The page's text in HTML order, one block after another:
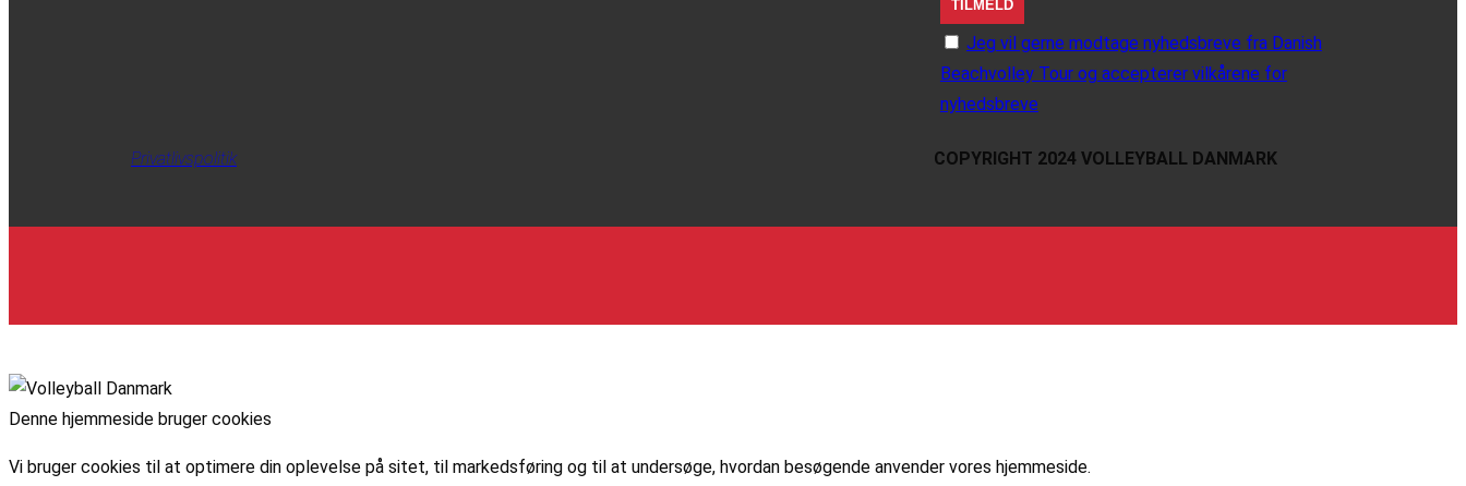
Jeg vil gerne modtage nyhedsbreve fra Danish
Beachvolley Tour og accepterer vilkårene for
nyhedsbreve
Privatlivspolitik COPYRIGHT 2024 VOLLEYBALL DANMARK
Denne hjemmeside bruger cookies
Vi bruger cookies til at optimere din oplevelse på sitet, til markedsføring og til at undersøge, hvordan besøgende anvender vores hjemmeside.